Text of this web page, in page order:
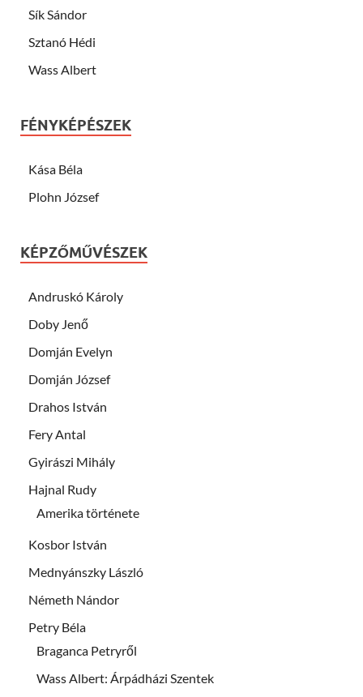
Sík Sándor
Sztanó Hédi
Wass Albert
FÉNYKÉPÉSZEK
Kása Béla
Plohn József
KÉPZŐMŰVÉSZEK
Andruskó Károly
Doby Jenő
Domján Evelyn
Domján József
Drahos István
Fery Antal
Gyirászi Mihály
Hajnal Rudy
Amerika története
Kosbor István
Mednyánszky László
Németh Nándor
Petry Béla
Braganca Petryről
Wass Albert: Árpádházi Szentek